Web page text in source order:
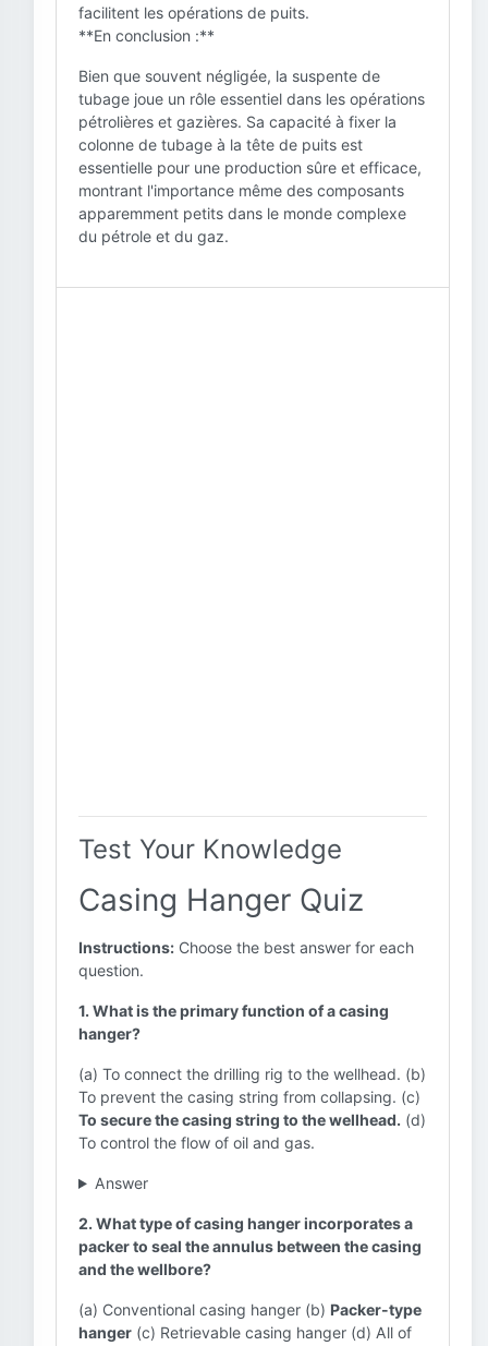
facilitent les opérations de puits.
**En conclusion :**
Bien que souvent négligée, la suspente de
tubage joue un rôle essentiel dans les opérations
pétrolières et gazières. Sa capacité à fixer la
colonne de tubage à la tête de puits est
essentielle pour une production sûre et efficace,
montrant l'importance même des composants
apparemment petits dans le monde complexe
du pétrole et du gaz.
Test Your Knowledge
Casing Hanger Quiz
Instructions: Choose the best answer for each
question.
1. What is the primary function of a casing
hanger?
(a) To connect the drilling rig to the wellhead. (b)
To prevent the casing string from collapsing. (c)
To secure the casing string to the wellhead. (d)
To control the flow of oil and gas.
Answer
2. What type of casing hanger incorporates a
packer to seal the annulus between the casing
and the wellbore?
(a) Conventional casing hanger (b) Packer-type
hanger (c) Retrievable casing hanger (d) All of